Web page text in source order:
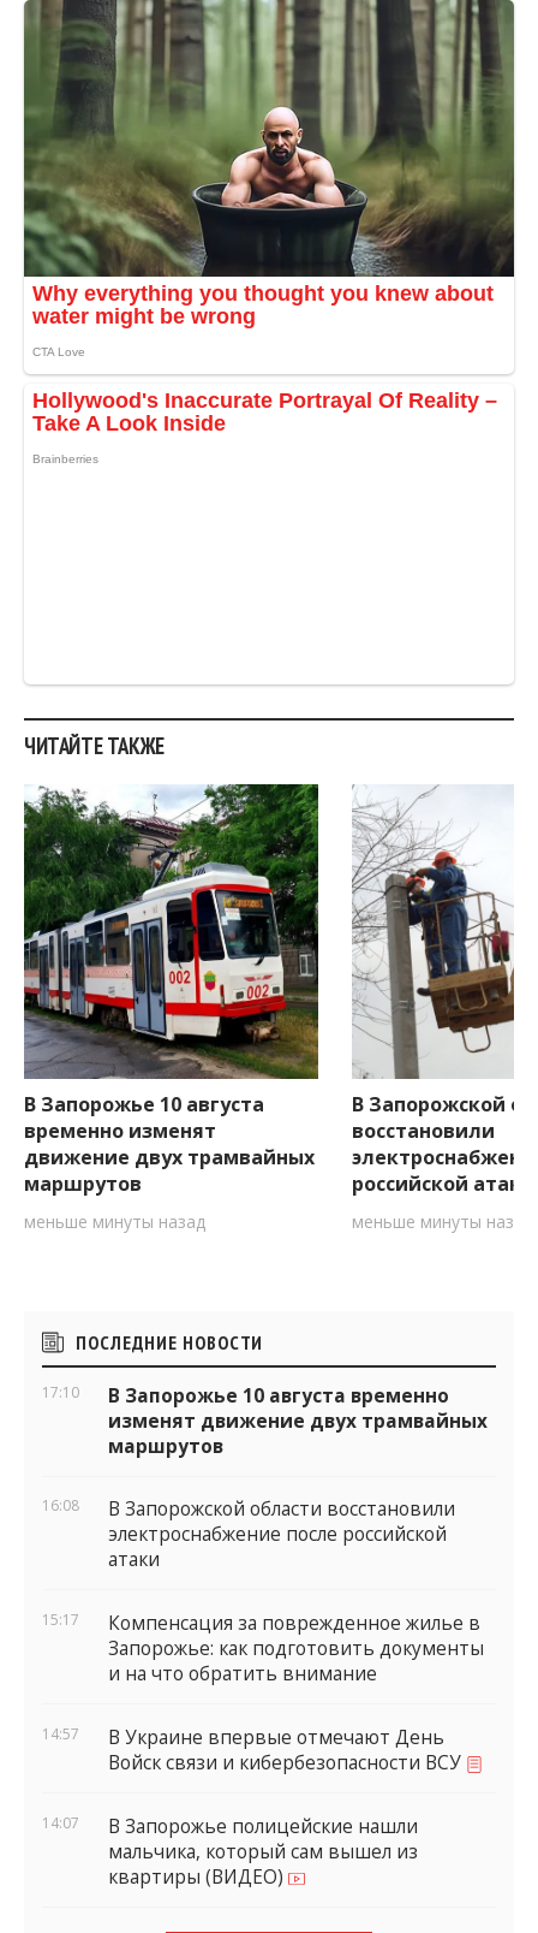
ЧИТАЙТЕ ТАКЖЕ
В Запорожье 10 августа
временно изменят
движение двух трамвайных
маршрутов
меньше минуты назад
В Запорожской
восстановили
российской атаки
меньше минуты назад
Боковые
виджеты
ПОСЛЕДНИЕ НОВОСТИ
17:10
В Запорожье 10 августа временно
изменят движение двух трамвайных
маршрутов
16:08
В Запорожской области восстановили
электроснабжение после российской
атаки
15:17
Компенсация за поврежденное жилье в
Запорожье: как подготовить документы
и на что обратить внимание
14:57
В Украине впервые отмечают День
Войск связи и кибербезопасности ВСУ
14:07
В Запорожье полицейские нашли
мальчика, который сам вышел из
квартиры (ВИДЕО)